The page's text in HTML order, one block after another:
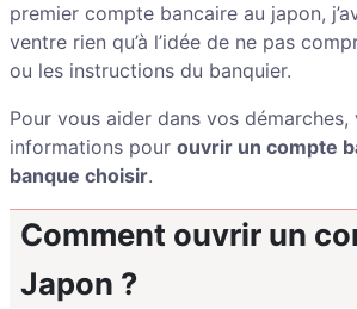
premier compte bancaire au japon,
ventre rien qu’à l’idée de ne pas
ou les instructions du banquier.
Pour vous aider dans vos démarches,
informations pour ouvrir un compte
banque choisir.
Comment ouvrir un
Japon ?